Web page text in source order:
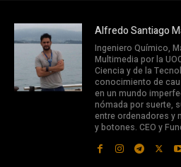
Alfredo Santiago
Ingeniero Químico,
Multimedia por la
Ciencia y de la
conocimiento de
en un mundo
nómada por suerte,
entre ordenadores y
y botones. CEO y